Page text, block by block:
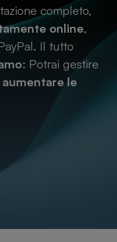
completo,
online,
Il tutto
: Potrai gestire
aumentare le